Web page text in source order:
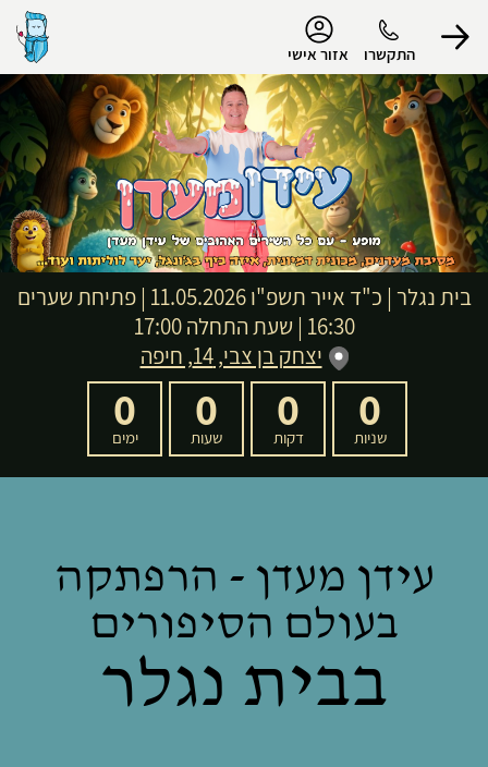
התקשרו אזור אישי
הפרופיל שלי
התנתק
בית נגלר | כ"ד אייר תשפ"ו
11.05.2026 | פתיחת שערים
16:30 | שעת התחלה 17:00
יצחק בן צבי, 14, חיפה
0
שניות
0
דקות
0
שעות
0
ימים
עידן מעדן - הרפתקה
בעולם הסיפורים
בבית נגלר